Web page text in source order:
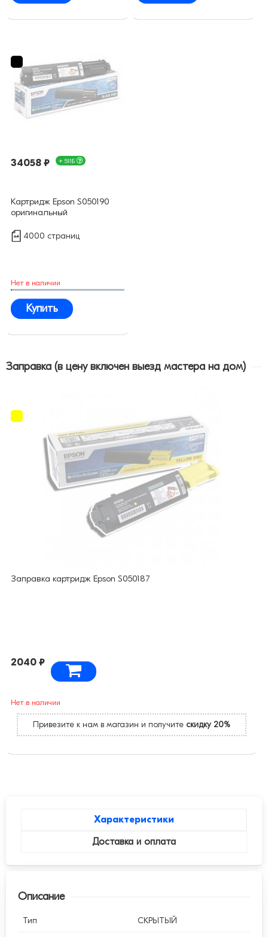
34058 ₽ + 511Б
Картридж Epson S050190
оригинальный
4000 страниц
Нет в наличии
Купить
Заправка (в цену включен выезд мастера на дом)
Заправка картридж Epson S050187
2040 ₽
Нет в наличии
Привезите к нам в магазин и получите скидку 20%
Характеристики
Доставка и оплата
Описание
Тип СКРЫТЫЙ